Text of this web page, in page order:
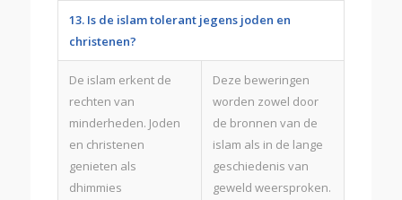
13. Is de islam tolerant jegens joden en
christenen?
De islam erkent de
rechten van
minderheden. Joden
en christenen
genieten als
dhimmies
Deze beweringen
worden zowel door
de bronnen van de
islam als in de lange
geschiedenis van
geweld weersproken.